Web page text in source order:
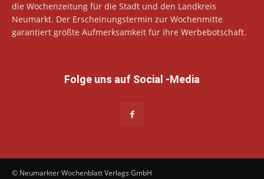
die Wochenzeitung für die Stadt und den Landkreis
Neumarkt. Der Erscheinungstermin zur Wochenmitte
garantiert größte Aufmerksamkeit für Ihre Werbebotschaft.
Folge uns auf Social -Media
© Neumarkter Wochenblatt Verlags GmbH